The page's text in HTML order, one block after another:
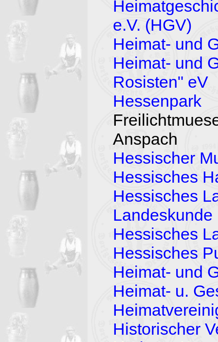
e.V. (HGV)
Heimat- und
Heimat- und
Rosisten" eV
Hessenpark
Anspach
Hessischer
Hessisches
Hessisches
Landeskunde
Hessisches
Hessisches
Heimat- und
Heimat- u.
Historischer